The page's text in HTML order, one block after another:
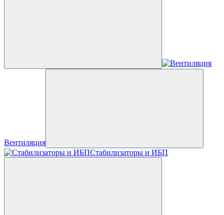
Вентиляция
Стабилизаторы и ИБП